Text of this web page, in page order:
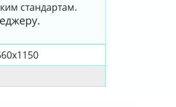
стандартам.